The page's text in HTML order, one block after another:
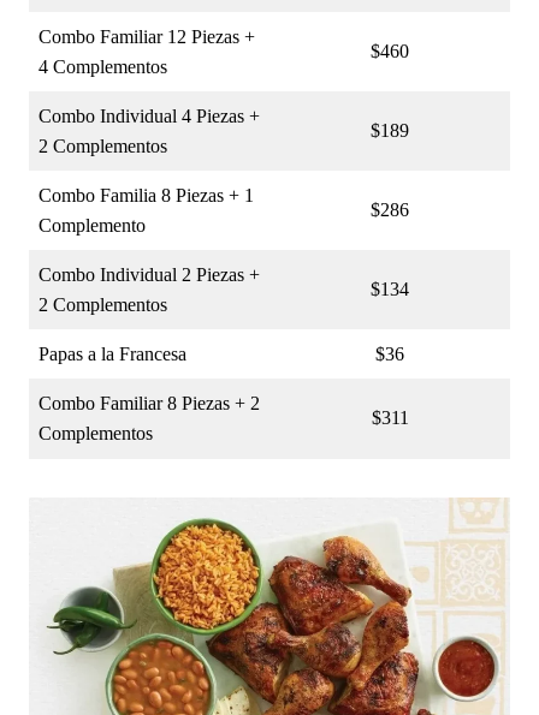
Combo Familiar 12 Piezas +
4 Complementos
$460
Combo Individual 4 Piezas +
2 Complementos
$189
Combo Familia 8 Piezas + 1
Complemento
$286
Combo Individual 2 Piezas +
2 Complementos
$134
Papas a la Francesa $36
Combo Familiar 8 Piezas + 2
Complementos
$311